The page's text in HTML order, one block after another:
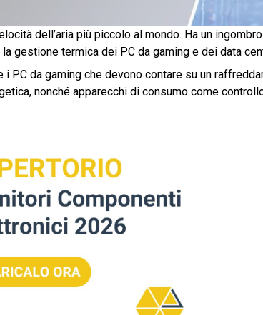
dell’aria più piccolo al mondo. Ha un
gestione termica dei PC da gaming e dei data
PC da gaming che devono contare su un
nonché apparecchi di consumo come